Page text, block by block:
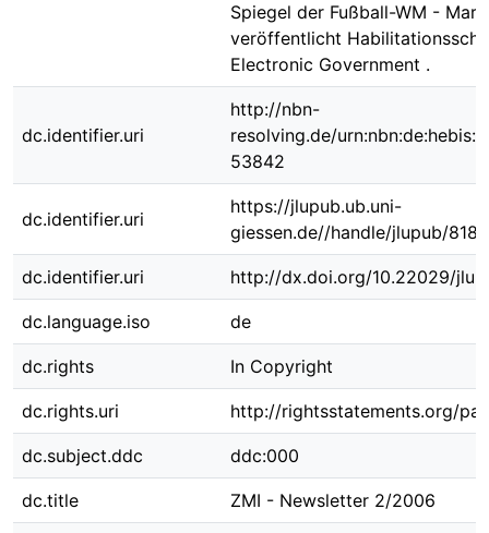
Spiegel der Fußball-WM -
veröffentlicht
Electronic Government .
dc.identifier.uri
http://nbn-
resolving.de/
53842
dc.identifier.uri
https://jlupub.ub.uni-
giessen.de//handle/jlupub/8180
dc.identifier.uri http://dx.doi.org/10.22029/
dc.language.iso de
dc.rights In Copyright
dc.rights.uri http://rightsstatements.org/
dc.subject.ddc ddc:000
dc.title ZMI - Newsletter 2/2006